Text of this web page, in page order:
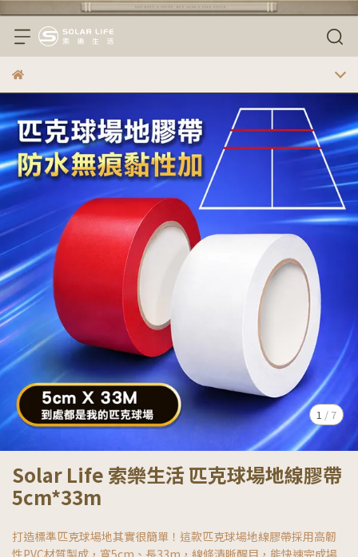
1 / 7
Solar Life 索樂生活 匹克球場地線膠帶
5cm*33m
打造標準匹克球場地其實很簡單！這款匹克球場地線膠帶採用高韌
性PVC材質製成，寬5cm、長33m，線條清晰醒目，能快速完成場